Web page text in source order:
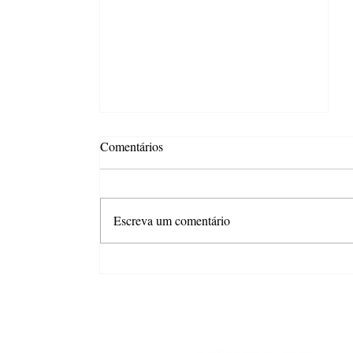
Comentários
Escreva um comentário